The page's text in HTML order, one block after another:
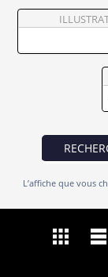
Vendre
L’affiche que vous